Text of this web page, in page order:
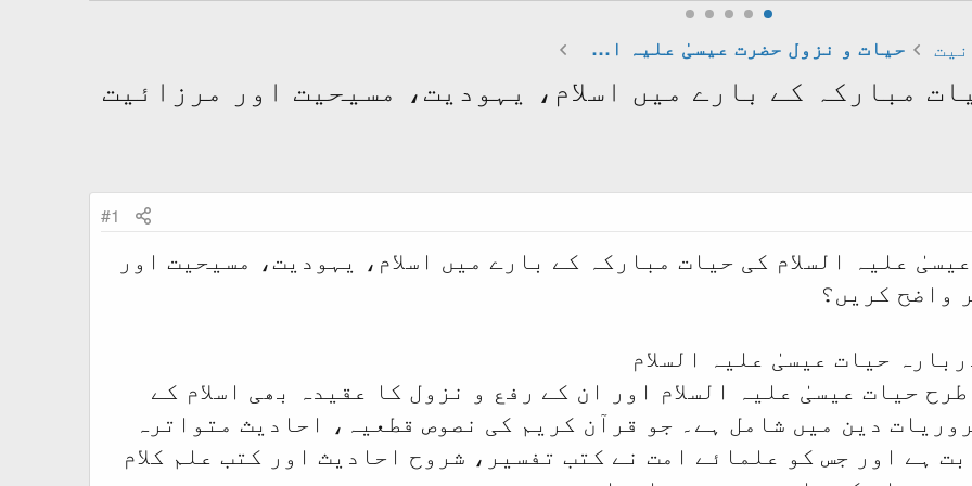
حیات و نزول حضرت عیسیٰ علیہ السلام
مبارکہ کے بارے میں اسلام، یہودیت، مسیحیت اور مرزائیت
#1
علیہ السلام کی حیات مبارکہ کے بارے میں اسلام، یہودیت، مسیحیت اور
واضح کریں؟
حیات عیسیٰ علیہ السلام
حیات عیسیٰ علیہ السلام اور ان کے رفع و نزول کا عقیدہ بھی اسلام کے
دین میں شامل ہے۔ جو قرآن کریم کی نصوص قطعیہ، احادیث متواترہ
ہے اور جس کو علمائے امت نے کتب تفسیر، شروح احادیث اور کتب علم کلام